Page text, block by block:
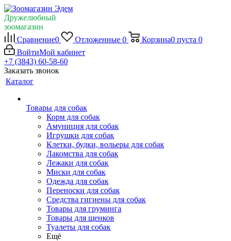
Дружелюбный
зоомагазин
Сравнение0 Отложенные 0 Корзина0 пуста 0
ВойтиМой кабинет
+7 (3843) 60-58-60
Заказать звонок
Каталог
Товары для собак
Корм для собак
Амуниция для собак
Игрушки для собак
Клетки, будки, вольеры для собак
Лакомства для собак
Лежаки для собак
Миски для собак
Одежда для собак
Переноски для собак
Средства гигиены для собак
Товары для груминга
Товары для щенков
Туалеты для собак
Ещё